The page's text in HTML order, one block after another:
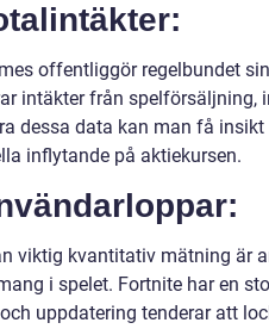
offentliggör regelbundet
intäkter från spelförsäljning,
dessa data kan man få
inflytande på aktiekursen.
viktig kvantitativ mätning är
i spelet. Fortnite har en
uppdatering tenderar att